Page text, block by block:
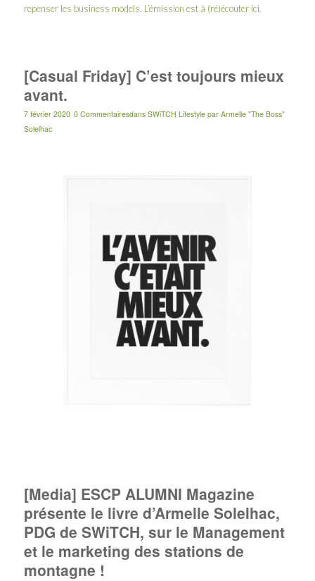
repenser les business models. L’émission est à (ré)écouter ici.
[Casual Friday] C’est toujours mieux
avant.
7 février 2020 0 Commentairesdans SWiTCH Lifestyle par Armelle "The Boss"
Solelhac
[Media] ESCP ALUMNI Magazine
présente le livre d’Armelle Solelhac,
PDG de SWiTCH, sur le Management
et le marketing des stations de
montagne !